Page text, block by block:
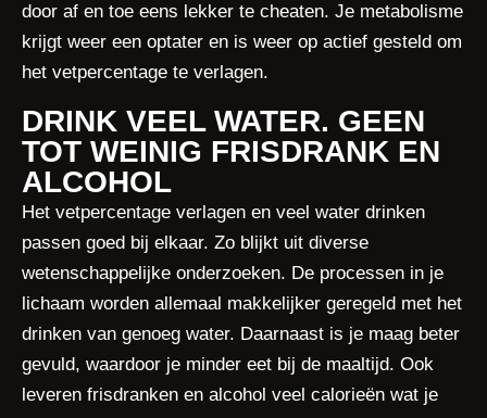
door af en toe eens lekker te cheaten. Je metabolisme
krijgt weer een optater en is weer op actief gesteld om
het vetpercentage te verlagen.
DRINK VEEL WATER. GEEN
TOT WEINIG FRISDRANK EN
ALCOHOL
Het vetpercentage verlagen en veel water drinken
passen goed bij elkaar. Zo blijkt uit diverse
wetenschappelijke onderzoeken. De processen in je
lichaam worden allemaal makkelijker geregeld met het
drinken van genoeg water. Daarnaast is je maag beter
gevuld, waardoor je minder eet bij de maaltijd. Ook
leveren frisdranken en alcohol veel calorieën wat je